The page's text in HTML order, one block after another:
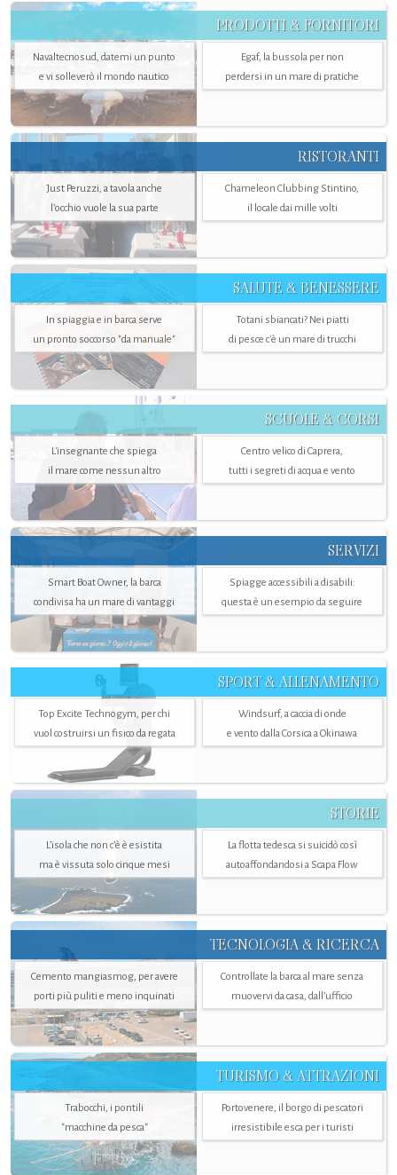
PRODOTTI & FORNITORI
Navaltecnosud, datemi un punto
e vi solleverò il mondo nautico
Egaf, la bussola per non
perdersi in un mare di pratiche
RISTORANTI
Just Peruzzi, a tavola anche
l’occhio vuole la sua parte
Chameleon Clubbing Stintino,
il locale dai mille volti
SALUTE & BENESSERE
In spiaggia e in barca serve
un pronto soccorso "da manuale"
Totani sbiancati? Nei piatti
di pesce c'è un mare di trucchi
SCUOLE & CORSI
L'insegnante che spiega
il mare come nessun altro
Centro velico di Caprera,
tutti i segreti di acqua e vento
SERVIZI
Smart Boat Owner, la barca
condivisa ha un mare di vantaggi
Spiagge accessibili a disabili:
questa è un esempio da seguire
SPORT & ALLENAMENTO
Top Excite Technogym, per chi
vuol costruirsi un fisico da regata
Windsurf, a caccia di onde
e vento dalla Corsica a Okinawa
STORIE
L’isola che non c'è è esistita
ma è vissuta solo cinque mesi
La flotta tedesca si suicidò così
autoaffondandosi a Scapa Flow
TECNOLOGIA & RICERCA
Cemento mangiasmog, per avere
porti più puliti e meno inquinati
Controllate la barca al mare senza
muovervi da casa, dall’ufficio
TURISMO & ATTRAZIONI
Trabocchi, i pontili
"macchine da pesca"
Portovenere, il borgo di pescatori
irresistibile esca per i turisti